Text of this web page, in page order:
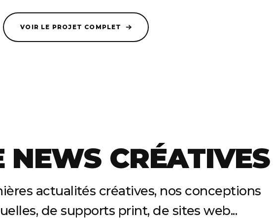
VOIR LE PROJET COMPLET
NEWS CRÉATIVES
actualités créatives, nos conceptions
de supports print, de sites web...